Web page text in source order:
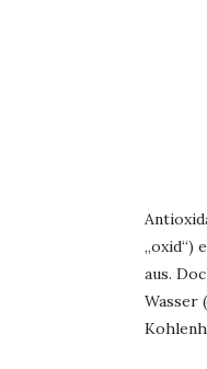
„oxid“)
aus.
Wasser